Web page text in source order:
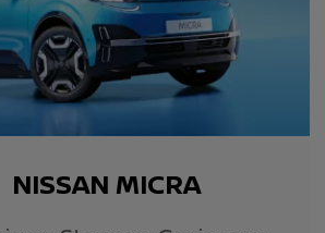
NISSAN MICRA